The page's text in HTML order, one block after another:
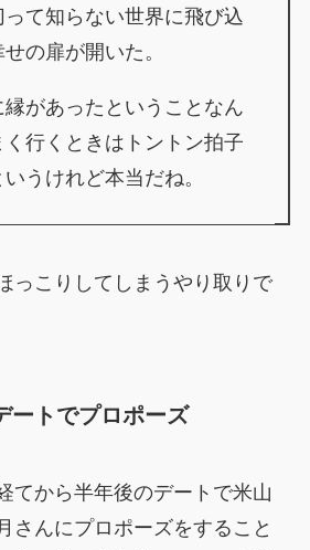
て知らない世界に飛び込
の扉が開いた。
があったということなん
行くときはトントン拍子
うけれど本当だね。
っこりしてしまうやり取りで
ートでプロポーズ
てから半年後のデートで米山
さんにプロポーズをすること